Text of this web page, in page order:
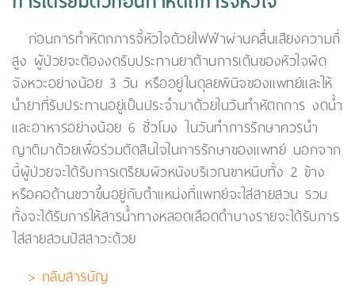
ก่อนการทำหัตถการจี้หัวใจด้วยไฟฟ้าผ่านคลื่นเสียงความถี่
สูง ผู้ป่วยจะต้องงดรับประทานยาต้านการเต้นของหัวใจผิด
จังหวะอย่างน้อย 3 วัน หรืออยู่ในดุลยพินิจของแพทย์และให้
นำยาที่รับประทานอยู่เป็นประจำมาด้วยในวันทำหัตถการ งดน้ำ
และอาหารอย่างน้อย 6 ชั่วโมง ในวันทำการรักษาควรนำ
ญาติมาด้วยเพื่อร่วมตัดสินใจในการรักษาของแพทย์ นอกจาก
นี้ผู้ป่วยจะได้รับการเตรียมผิวหนังบริเวณขาหนีบทั้ง 2 ข้าง
หรือคอด้านขวาขึ้นอยู่กับตำแหน่งที่แพทย์จะใส่สายสวน รวม
ทั้งจะได้รับการให้สารน้ำทางหลอดเลือดดำบางรายจะได้รับการ
ใส่สายสวนปัสสาวะด้วย
> กลับสารบัญ